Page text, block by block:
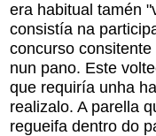
era habitual tamén
consistía na
concurso
nun pano. Este
que requiría unha
realizalo. A parella
regueifa dentro do